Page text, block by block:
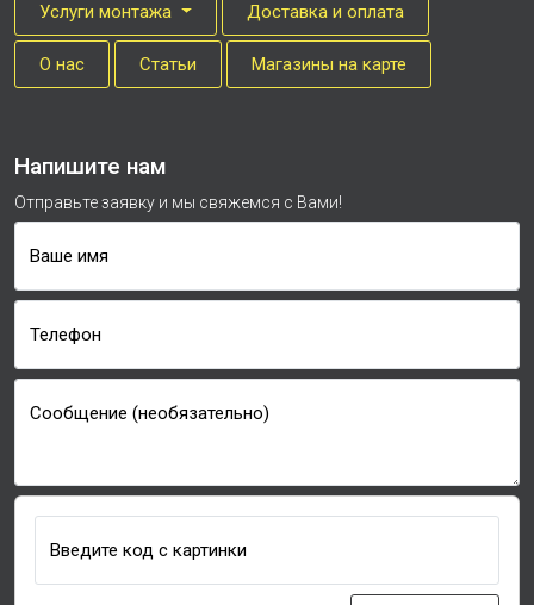
Услуги монтажа Доставка и оплата
О нас Cтатьи Магазины на карте
Напишите нам
Отправьте заявку и мы свяжемся с Вами!
Ваше имя
Телефон
Сообщение (необязательно)
Введите код с картинки